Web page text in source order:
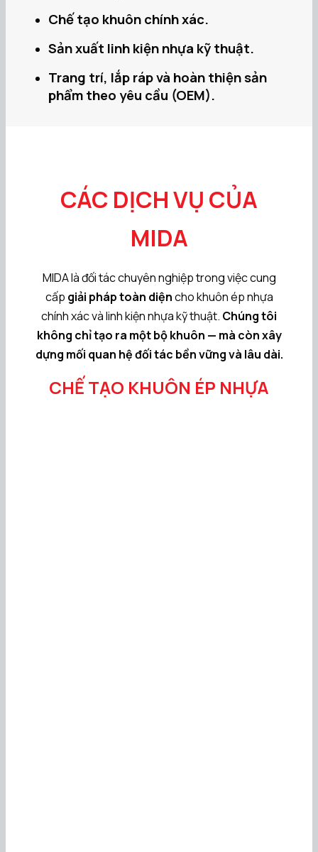
Chế tạo khuôn chính xác.
Sản xuất linh kiện nhựa kỹ thuật.
Trang trí, lắp ráp và hoàn thiện sản
phẩm theo yêu cầu (OEM).
CÁC DỊCH VỤ CỦA
MIDA
MIDA là đối tác chuyên nghiệp trong việc cung
cấp giải pháp toàn diệncho khuôn ép nhựa
chính xác và linh kiện nhựa kỹ thuật. Chúng tôi
không chỉ tạo ra một bộ khuôn — mà còn xây
dựng mối quan hệ đối tác bền vững và lâu dài.
CHẾ TẠO KHUÔN ÉP NHỰA